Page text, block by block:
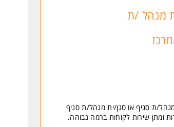
מנהל /ת
ת סניף או סגן/ית מנהל/ת סניף
ומתן שירות לקוחות ברמה גבוהה.